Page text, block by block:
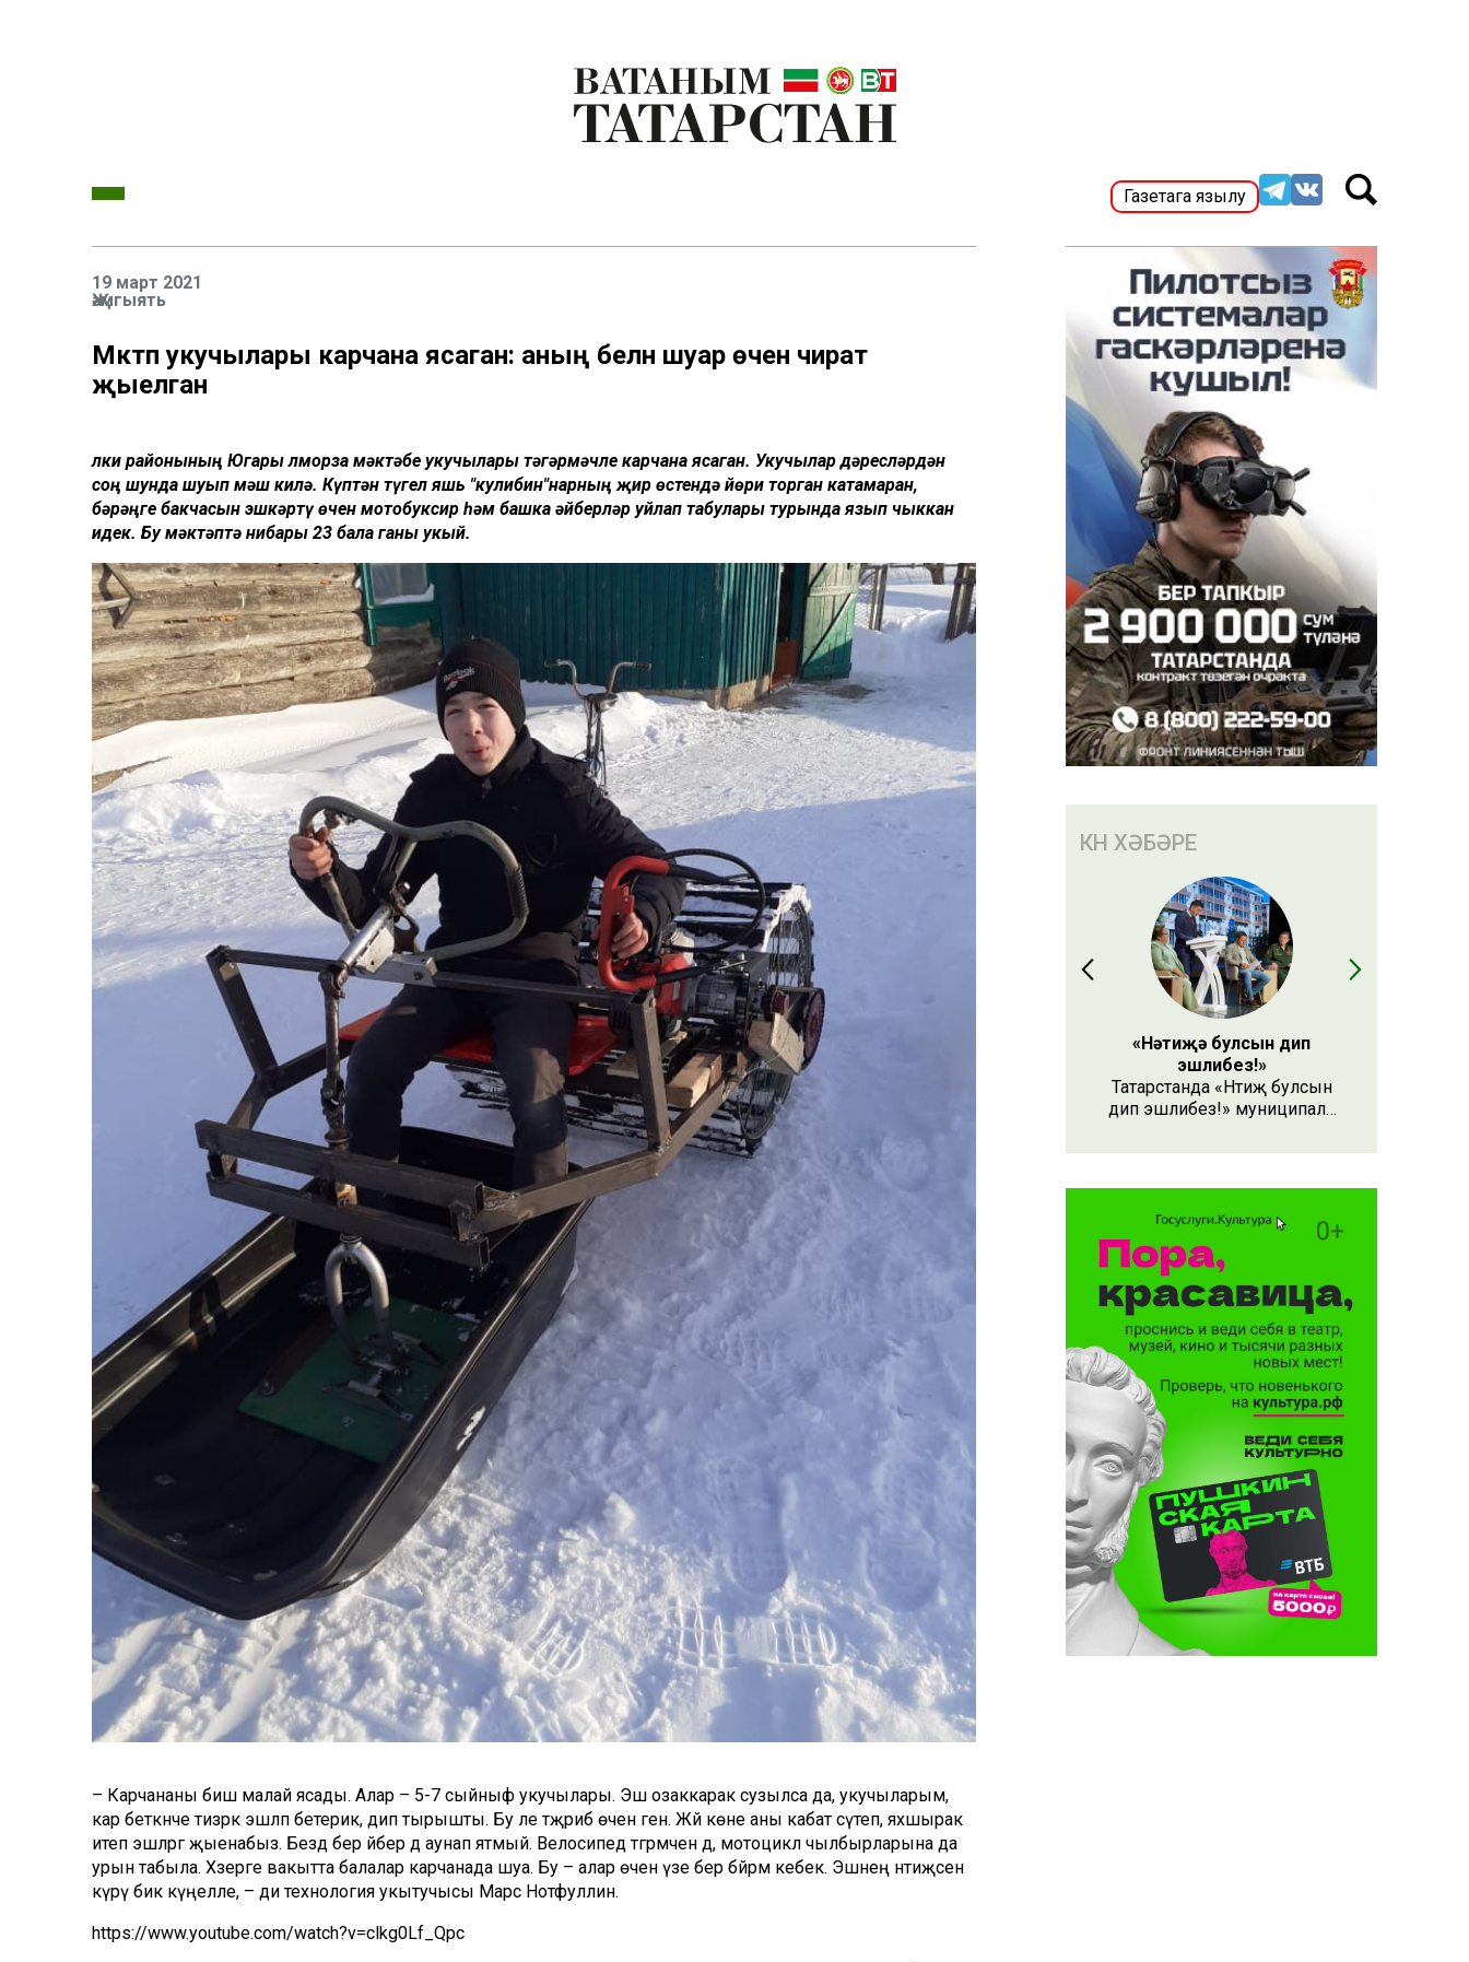
Газетага язылу
19 март 2021
Җәмгыять
Мәктәп укучылары карчана ясаган: аның белән шуар өчен чират
җыелган
Әлки районының Югары Әлморза мәктәбе укучылары тәгәрмәчле карчана ясаган. Укучылар дәресләрдән
соң шунда шуып мәш килә. Күптән түгел яшь "кулибин"нарның җир өстендә йөри торган катамаран,
бәрәңге бакчасын эшкәртү өчен мотобуксир һәм башка әйберләр уйлап табулары турында язып чыккан
идек. Бу мәктәптә нибары 23 бала ганы укый.
– Карчананы биш малай ясады. Алар – 5-7 сыйныф укучылары. Эш озаккарак сузылса да, укучыларым,
кар беткәнче тизрәк эшләп бетерик, дип тырышты. Бу әле тәҗрибә өчен генә. Жәй көне аны кабат сүтеп, яхшырак
итеп эшләргә җыенабыз. Бездә бер әйбер дә аунап ятмый. Велосипед тәгәрмәченә дә, мотоцикл чылбырларына да
урын табыла. Хәзерге вакытта балалар карчанада шуа. Бу – алар өчен үзе бер бәйрәм кебек. Эшнең нәтиҗәсен
күрү бик күңелле, – ди технология укытучысы Марс Нотфуллин.
https://www.youtube.com/watch?v=clkg0Lf_Qpc
КӨН ХӘБӘРЕ
«Нәтиҗә булсын дип
эшлибез!»
Татарстанда «Нәтиҗә булсын
дип эшлибез!» муниципаль
«Бердәм Россия» партиясенең
эчендә башкарылган эшләр